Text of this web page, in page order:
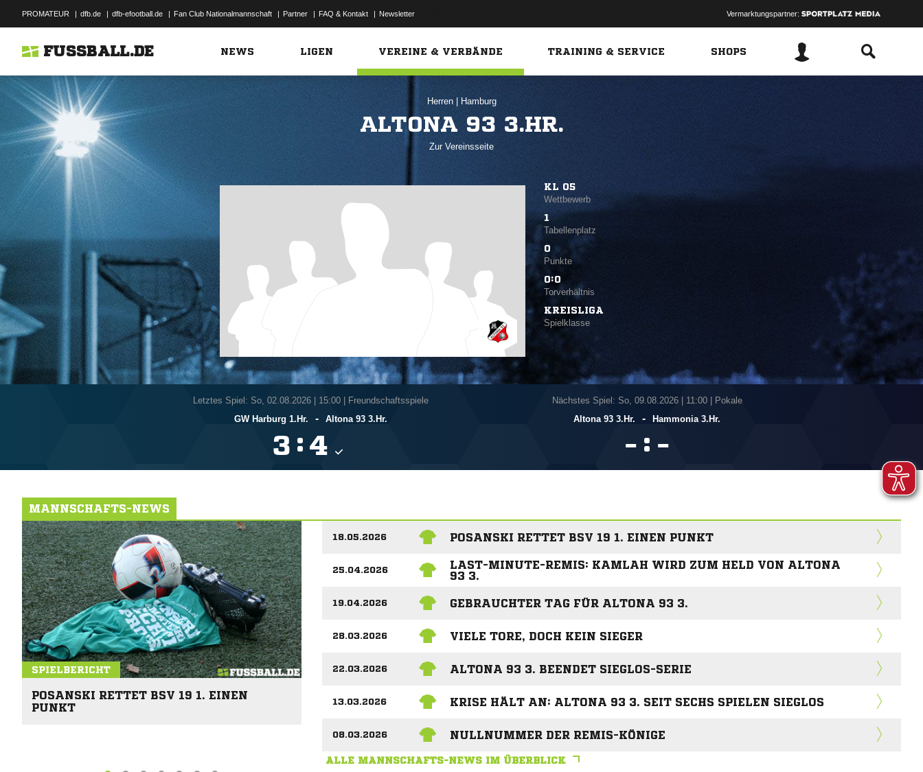
PROMATEUR | dfb.de | dfb-efootball.de | Fan Club Nationalmannschaft | Partner | FAQ & Kontakt | Newsletter Vermarktungspartner:
FUSSBALL.DE NEWS LIGEN VEREINE & VERBÄNDE TRAINING & SERVICE SHOPS
Herren Hamburg
ALTONA 93 3.HR.
Zur Vereinsseite
KL 05
Wettbewerb
1
Tabellenplatz
0
Punkte
0:0
Torverhältnis
KREISLIGA
Spielklasse
Letztes Spiel: So, 02.08.2026| 15:00 | Freundschaftsspiele
GW Harburg 1.Hr.
- Altona 93 3.Hr.
 : 
Nächstes Spiel: So, 09.08.2026| 11:00 | Pokale
Altona 93 3.Hr.
- Hammonia 3.Hr.
 : 
MANNSCHAFTS-NEWS
SPIELBERICHT
POSANSKI RETTET BSV 19 1. EINEN
PUNKT
18.05.2026 POSANSKI RETTET BSV 19 1. EINEN PUNKT
25.04.2026
LAST-MINUTE-REMIS: KAMLAH WIRD ZUM HELD VON ALTONA
93 3.
19.04.2026 GEBRAUCHTER TAG FÜR ALTONA 93 3.
28.03.2026 VIELE TORE, DOCH KEIN SIEGER
22.03.2026 ALTONA 93 3. BEENDET SIEGLOS-SERIE
13.03.2026 KRISE HÄLT AN: ALTONA 93 3. SEIT SECHS SPIELEN SIEGLOS
08.03.2026 NULLNUMMER DER REMIS-KÖNIGE
ALLE MANNSCHAFTS-NEWS IM ÜBERBLICK